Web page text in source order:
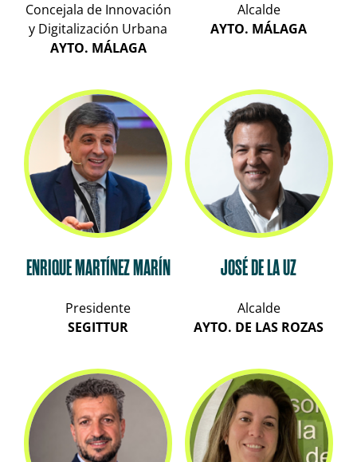
Concejala de Innovación
y Digitalización Urbana
AYTO. MÁLAGA
Alcalde
AYTO. MÁLAGA
ENRIQUE MARTÍNEZ MARÍN
Presidente
SEGITTUR
JOSÉ DE LA UZ
Alcalde
AYTO. DE LAS ROZAS